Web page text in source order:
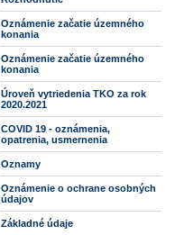
Oznámenie začatie územného
konania
Oznámenie začatie územného
konania
Úroveň vytriedenia TKO za rok
2020.2021
COVID 19 - oznámenia,
opatrenia, usmernenia
Oznamy
Oznámenie o ochrane osobných
údajov
Základné údaje